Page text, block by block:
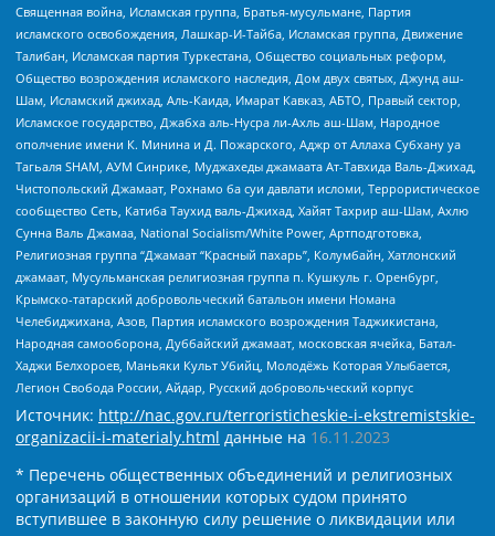
Священная война, Исламская группа, Братья-мусульмане, Партия
исламского освобождения, Лашкар-И-Тайба, Исламская группа, Движение
Талибан, Исламская партия Туркестана, Общество социальных реформ,
Общество возрождения исламского наследия, Дом двух святых, Джунд аш-
Шам, Исламский джихад, Аль-Каида, Имарат Кавказ, АБТО, Правый сектор,
Исламское государство, Джабха аль-Нусра ли-Ахль аш-Шам, Народное
ополчение имени К. Минина и Д. Пожарского, Аджр от Аллаха Субхану уа
Тагьаля SHAM, АУМ Синрике, Муджахеды джамаата Ат-Тавхида Валь-Джихад,
Чистопольский Джамаат, Рохнамо ба суи давлати исломи, Террористическое
сообщество Сеть, Катиба Таухид валь-Джихад, Хайят Тахрир аш-Шам, Ахлю
Сунна Валь Джамаа, National Socialism/White Power, Артподготовка,
Религиозная группа “Джамаат “Красный пахарь”, Колумбайн, Хатлонский
джамаат, Мусульманская религиозная группа п. Кушкуль г. Оренбург,
Крымско-татарский добровольческий батальон имени Номана
Челебиджихана, Азов, Партия исламского возрождения Таджикистана,
Народная самооборона, Дуббайский джамаат, московская ячейка, Батал-
Хаджи Белхороев, Маньяки Культ Убийц, Молодёжь Которая Улыбается,
Легион Свобода России, Айдар, Русский добровольческий корпус
Источник: http://nac.gov.ru/terroristicheskie-i-ekstremistskie-
organizacii-i-materialy.html данные на 16.11.2023
* Перечень общественных объединений и религиозных
организаций в отношении которых судом принято
вступившее в законную силу решение о ликвидации или